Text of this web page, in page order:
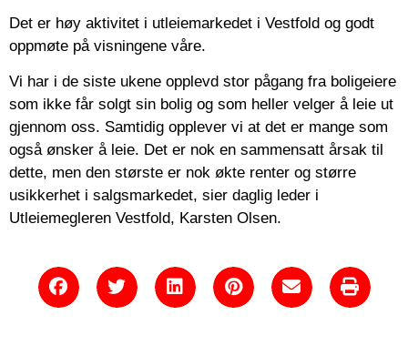
Det er høy aktivitet i utleiemarkedet i Vestfold og godt
oppmøte på visningene våre.
Vi har i de siste ukene opplevd stor pågang fra boligeiere
som ikke får solgt sin bolig og som heller velger å leie ut
gjennom oss. Samtidig opplever vi at det er mange som
også ønsker å leie. Det er nok en sammensatt årsak til
dette, men den største er nok økte renter og større
usikkerhet i salgsmarkedet, sier daglig leder i
Utleiemegleren Vestfold, Karsten Olsen.